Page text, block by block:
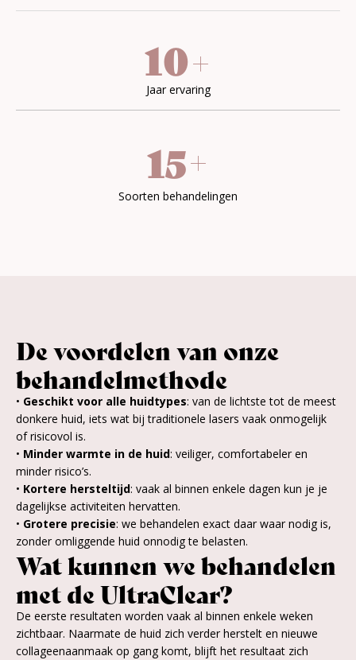
10+
Jaar ervaring
15+
Soorten behandelingen
De voordelen van onze
behandelmethode
• Geschikt voor alle huidtypes: van de lichtste tot de meest
donkere huid, iets wat bij traditionele lasers vaak onmogelijk
of risicovol is.
• Minder warmte in de huid: veiliger, comfortabeler en
minder risico’s.
• Kortere hersteltijd: vaak al binnen enkele dagen kun je je
dagelijkse activiteiten hervatten.
• Grotere precisie: we behandelen exact daar waar nodig is,
zonder omliggende huid onnodig te belasten.
Wat kunnen we behandelen
met de UltraClear?
De eerste resultaten worden vaak al binnen enkele weken
zichtbaar. Naarmate de huid zich verder herstelt en nieuwe
collageenaanmaak op gang komt, blijft het resultaat zich